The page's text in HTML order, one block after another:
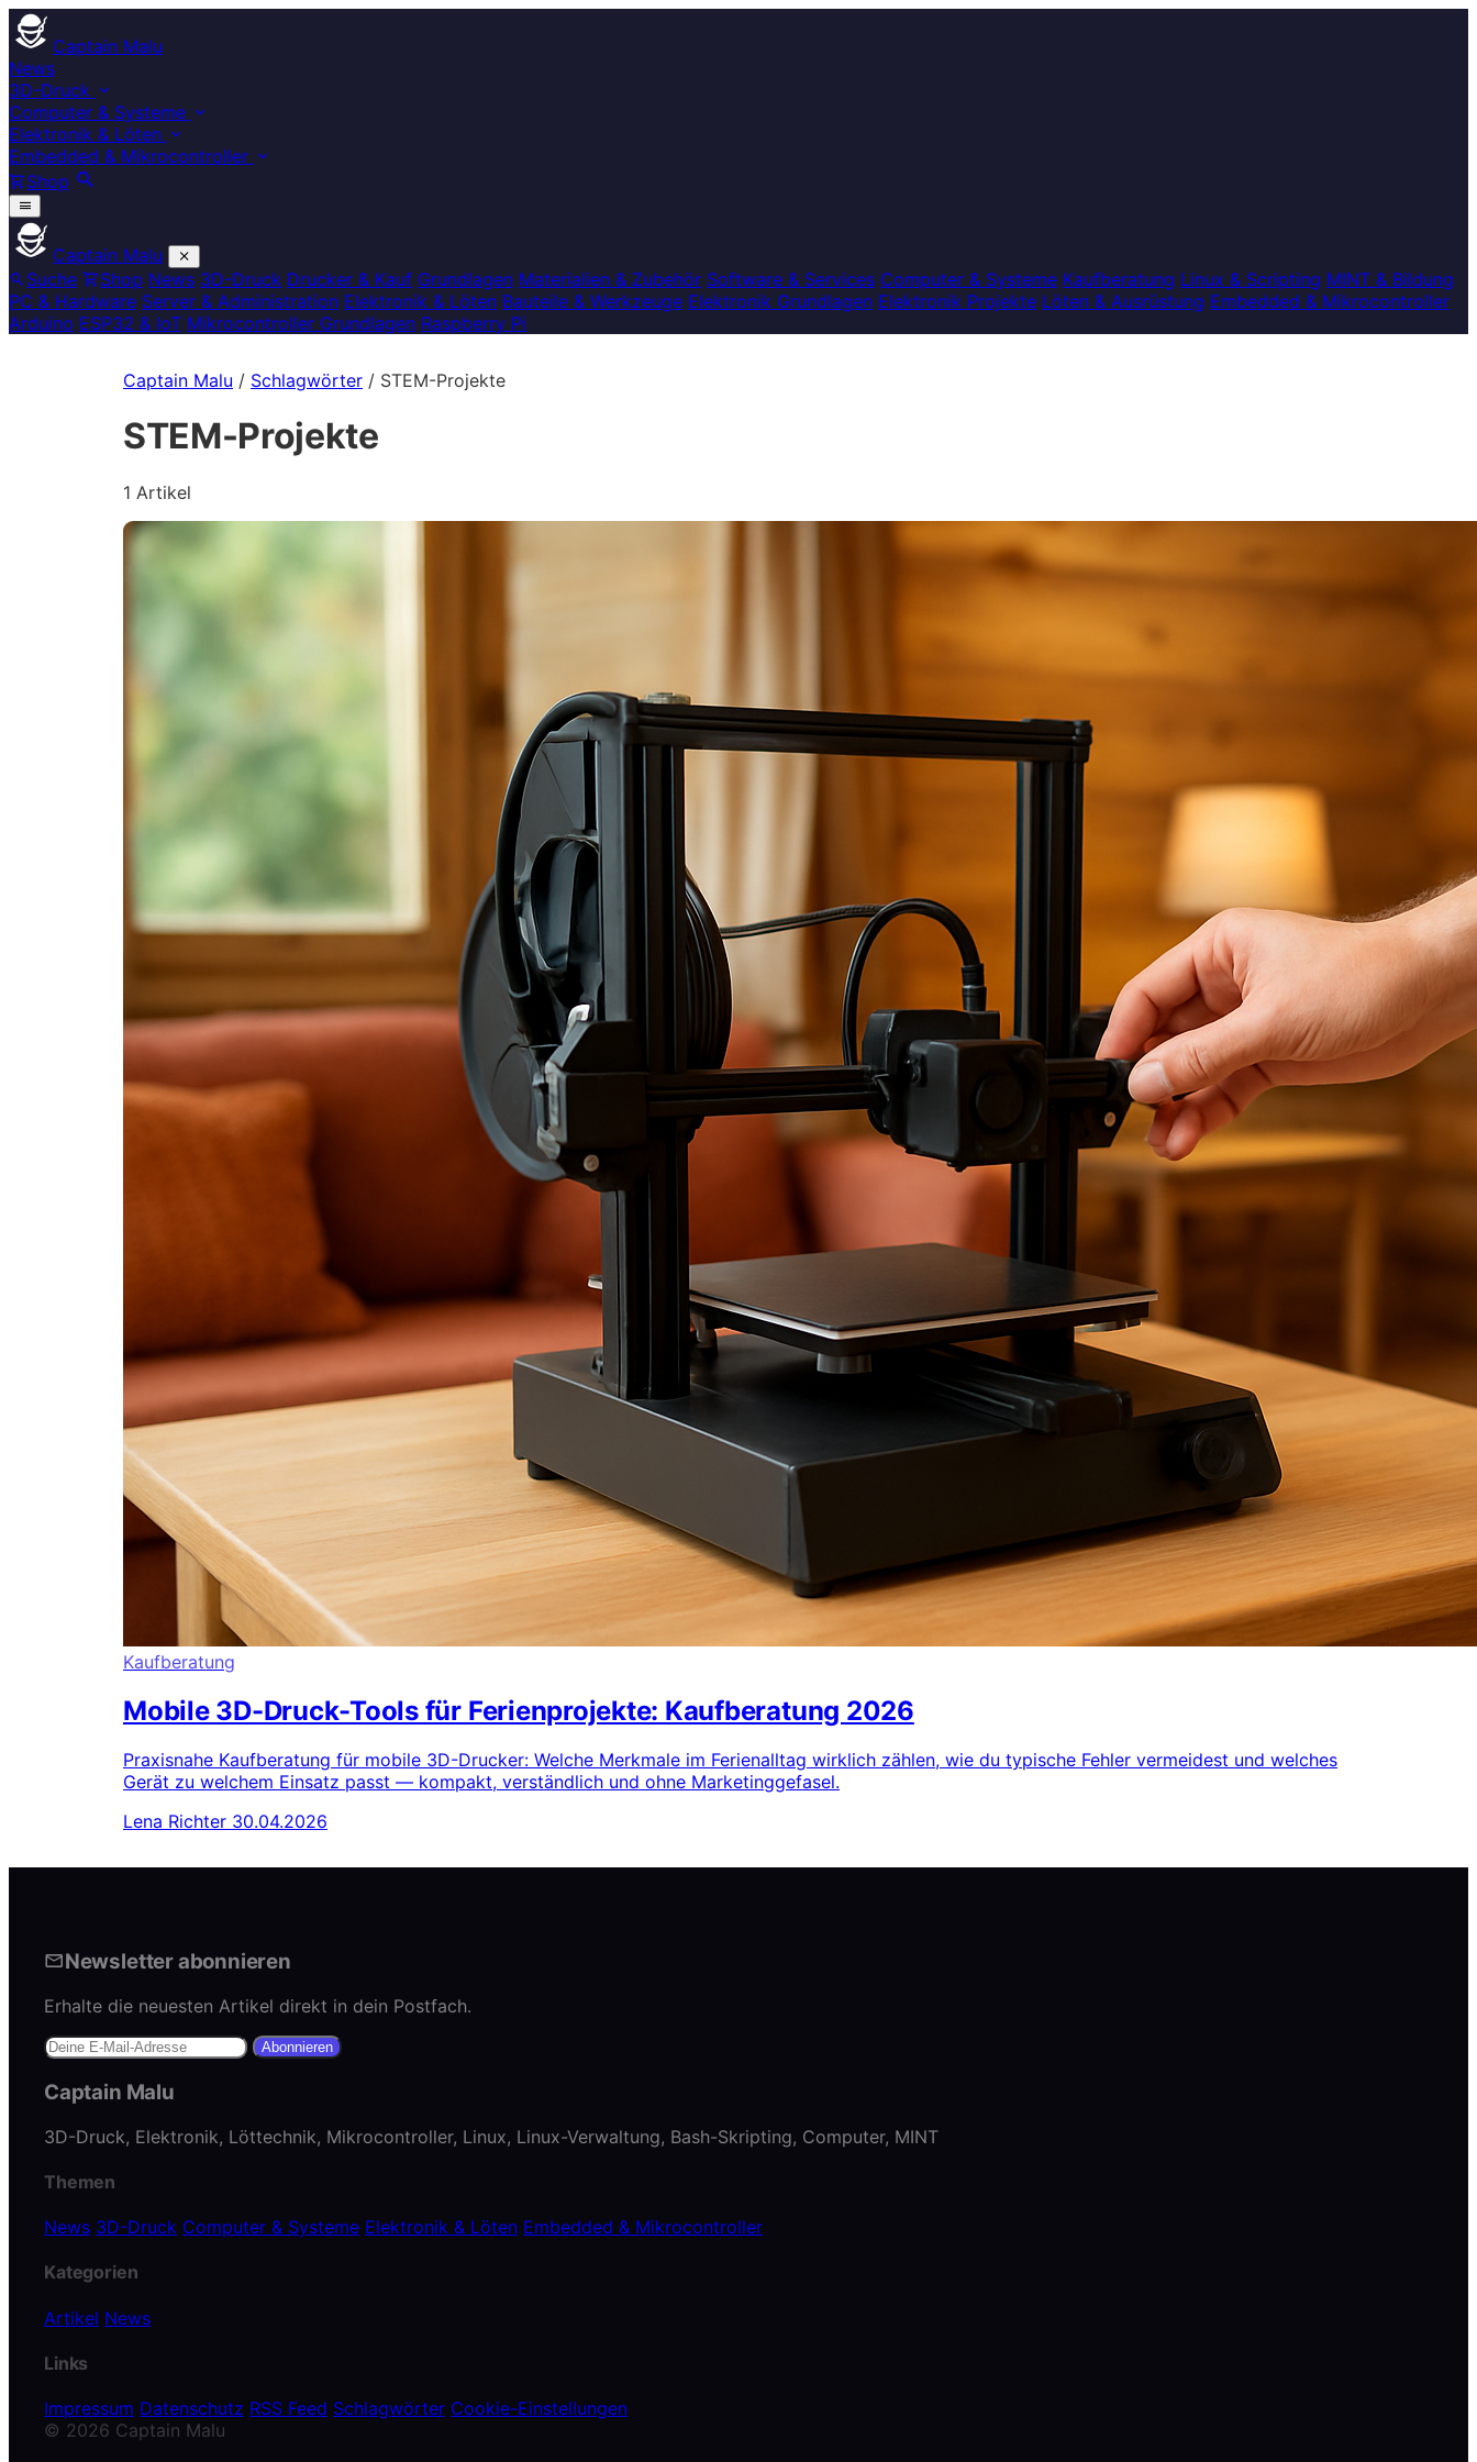
Captain Malu
News
3D-Druck
Computer & Systeme
Elektronik & Löten
Embedded & Mikrocontroller
Shop
Captain Malu
Suche
Shop News 3D-Druck Drucker & Kauf Grundlagen Materialien & Zubehör Software & Services Computer & Systeme Kaufberatung Linux & Scripting MINT & Bildung
PC & Hardware Server & Administration Elektronik & Löten Bauteile & Werkzeuge Elektronik Grundlagen Elektronik Projekte Löten & Ausrüstung Embedded & Mikrocontroller
Arduino ESP32 & IoT Mikrocontroller Grundlagen Raspberry Pi
Captain Malu / Schlagwörter / STEM-Projekte
STEM-Projekte
1 Artikel
Kaufberatung
Mobile 3D-Druck-Tools für Ferienprojekte: Kaufberatung 2026
Praxisnahe Kaufberatung für mobile 3D-Drucker: Welche Merkmale im Ferienalltag wirklich zählen, wie du typische Fehler vermeidest und welches
Gerät zu welchem Einsatz passt — kompakt, verständlich und ohne Marketinggefasel.
Lena Richter 30.04.2026
Newsletter abonnieren
Erhalte die neuesten Artikel direkt in dein Postfach.
Abonnieren
Captain Malu
3D-Druck, Elektronik, Löttechnik, Mikrocontroller, Linux, Linux-Verwaltung, Bash-Skripting, Computer, MINT
Themen
News 3D-Druck Computer & Systeme Elektronik & Löten Embedded & Mikrocontroller
Kategorien
Artikel News
Links
Impressum Datenschutz RSS Feed Schlagwörter Cookie-Einstellungen
© 2026 Captain Malu